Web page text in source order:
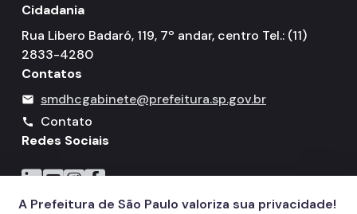
Cidadania
Rua Libero Badaró, 119, 7º andar, centro Tel.: (11)
2833-4280
Contatos
mail smdhcgabinete@prefeitura.sp.gov.br
call
Contato
Redes Sociais
Icone do LinkedIn
Icone do YouTube
Icone do Instagram
Icone do Facebook
A Prefeitura de São Paulo valoriza sua privacidade!